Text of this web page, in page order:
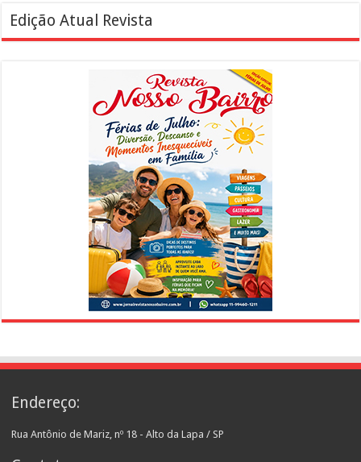
Edição Atual Revista
Endereço:
Rua Antônio de Mariz, nº 18 - Alto da Lapa / SP